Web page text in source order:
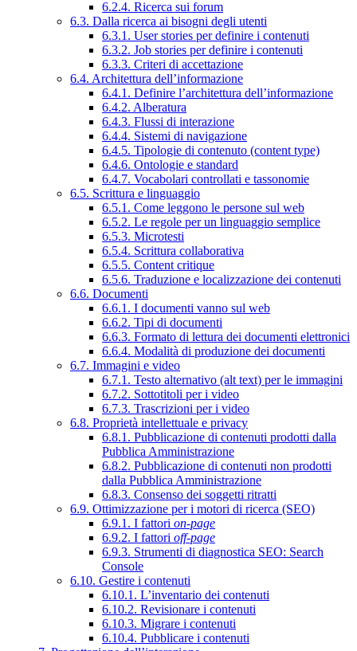
6.2.4. Ricerca sui forum
6.3. Dalla ricerca ai bisogni degli utenti
6.3.1. User stories per definire i contenuti
6.3.2. Job stories per definire i contenuti
6.3.3. Criteri di accettazione
6.4. Architettura dell’informazione
6.4.1. Definire l’architettura dell’informazione
6.4.2. Alberatura
6.4.3. Flussi di interazione
6.4.4. Sistemi di navigazione
6.4.5. Tipologie di contenuto (content type)
6.4.6. Ontologie e standard
6.4.7. Vocabolari controllati e tassonomie
6.5. Scrittura e linguaggio
6.5.1. Come leggono le persone sul web
6.5.2. Le regole per un linguaggio semplice
6.5.3. Microtesti
6.5.4. Scrittura collaborativa
6.5.5. Content critique
6.5.6. Traduzione e localizzazione dei contenuti
6.6. Documenti
6.6.1. I documenti vanno sul web
6.6.2. Tipi di documenti
6.6.3. Formato di lettura dei documenti elettronici
6.6.4. Modalità di produzione dei documenti
6.7. Immagini e video
6.7.1. Testo alternativo (alt text) per le immagini
6.7.2. Sottotitoli per i video
6.7.3. Trascrizioni per i video
6.8. Proprietà intellettuale e privacy
6.8.1. Pubblicazione di contenuti prodotti dalla
Pubblica Amministrazione
6.8.2. Pubblicazione di contenuti non prodotti
dalla Pubblica Amministrazione
6.8.3. Consenso dei soggetti ritratti
6.9. Ottimizzazione per i motori di ricerca (SEO)
6.9.1. I fattori on-page
6.9.2. I fattori off-page
6.9.3. Strumenti di diagnostica SEO: Search
Console
6.10. Gestire i contenuti
6.10.1. L’inventario dei contenuti
6.10.2. Revisionare i contenuti
6.10.3. Migrare i contenuti
6.10.4. Pubblicare i contenuti